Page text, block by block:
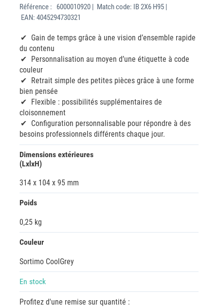
Référence :
6000010920 | Match code: IB 2X6 H95 |
EAN: 4045294730321
Gain de temps grâce à une vision d’ensemble rapide
du contenu
Personnalisation au moyen d’une étiquette à code
couleur
Retrait simple des petites pièces grâce à une forme
bien pensée
Flexible : possibilités supplémentaires de
cloisonnement
Configuration personnalisable pour répondre à des
besoins professionnels différents chaque jour.
Dimensions extérieures
(LxlxH)
314 x 104 x 95 mm
Poids
0,25 kg
Couleur
Sortimo CoolGrey
En stock
Profitez d'une remise sur quantité :